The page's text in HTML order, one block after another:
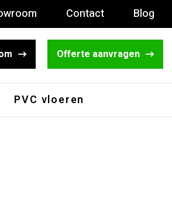
Contact Blog
Offerte aanvragen
PVC vloeren